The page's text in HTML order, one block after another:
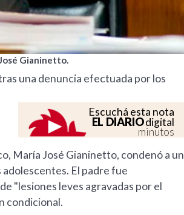
Gianinetto.
una denuncia efectuada por los
Escuchá esta nota
EL DIARIOdigital
minutos
María José Gianinetto, condenó a un
adolescentes. El padre fue
"lesiones leves agravadas por el
condicional.